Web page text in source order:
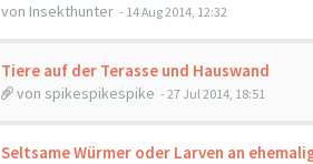
von Insekthunter - 14 Aug 2014, 12:32
Tiere auf der Terasse und Hauswand
von spikespikespike - 27 Jul 2014, 18:51
Seltsame Würmer oder Larven an